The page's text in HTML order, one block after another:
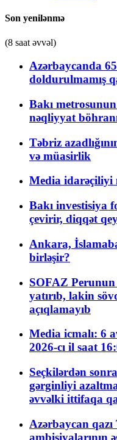
Son yenilənmə
(8 saat əvvəl)
Azərbaycanda
doldurulmamış
Bakı
nəqliyyat
Təbriz
və müasirlik
Media idarəçiliyi
Bakı investisiya
çevirir, diqqət
Ankara,
birləşir?
SOFAZ Perunun
yatırıb, lakin
açıqlamayıb
Media icmalı: 6
2026-cı il saat
Seçkilərdən
gərginliyi
əvvəlki ittifaqa
Azərbaycan
ambisiyalarının